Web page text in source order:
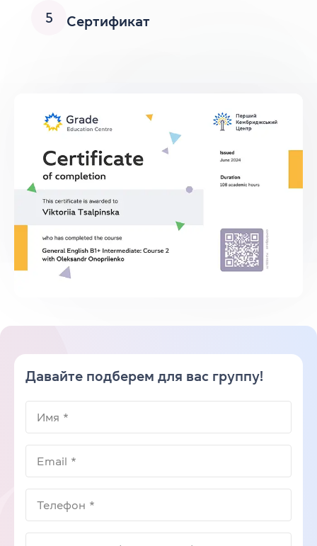
5 Сертификат
Давайте подберем для вас группу!